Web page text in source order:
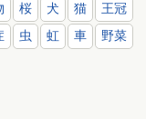
桜 犬 猫
王冠
虫 虹 車
野菜